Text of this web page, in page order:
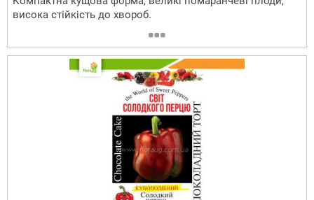
висока стійкість до хвороб.